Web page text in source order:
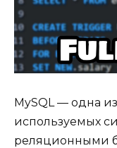
MySQL — одна
используемых
реляционными